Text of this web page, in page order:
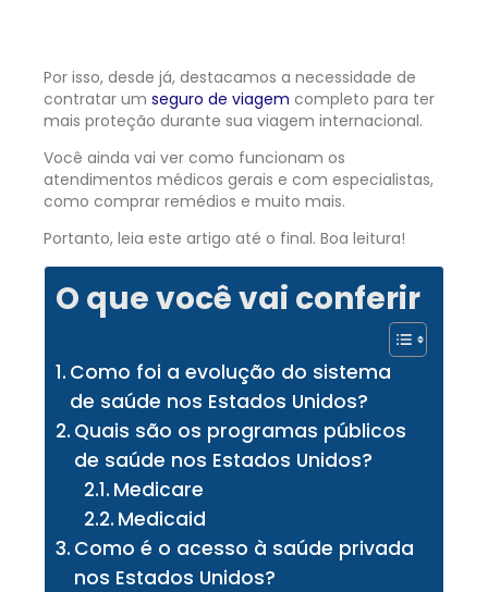
Por isso, desde já, destacamos a necessidade de
contratar um seguro de viagem completo para ter
mais proteção durante sua viagem internacional.
Você ainda vai ver como funcionam os
atendimentos médicos gerais e com especialistas,
como comprar remédios e muito mais.
Portanto, leia este artigo até o final. Boa leitura!
O que você vai conferir
Como foi a evolução do sistema
de saúde nos Estados Unidos?
Quais são os programas públicos
de saúde nos Estados Unidos?
Medicare
Medicaid
Como é o acesso à saúde privada
nos Estados Unidos?